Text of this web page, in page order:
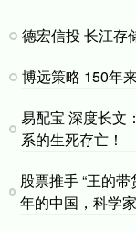
德宏信投 长江存
博远策略 150年
易配宝 深度长文
系的生死存亡！
股票推手 “王的
年的中国，科学